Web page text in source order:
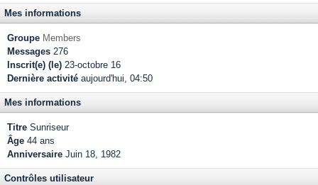
Mes informations
Groupe Members
Messages 276
Inscrit(e) (le) 23-octobre 16
Dernière activité aujourd'hui, 04:50
Mes informations
Titre Sunriseur
Âge 44 ans
Anniversaire Juin 18, 1982
Contrôles utilisateur